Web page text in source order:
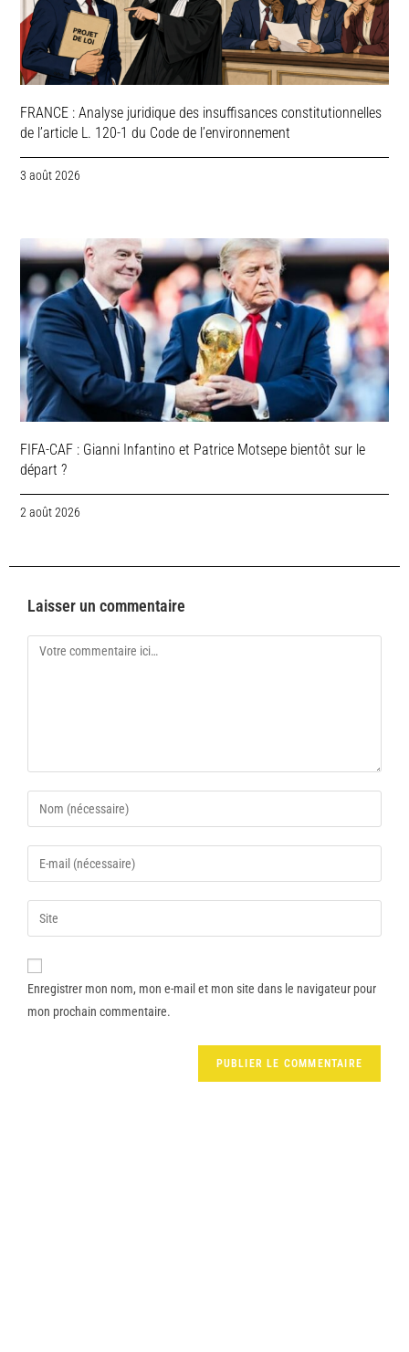
FRANCE : Analyse juridique des insuffisances constitutionnelles
de l’article L. 120-1 du Code de l’environnement
3 août 2026
FIFA-CAF : Gianni Infantino et Patrice Motsepe bientôt sur le
départ ?
2 août 2026
Laisser un commentaire
Enregistrer mon nom, mon e-mail et mon site dans le navigateur pour
mon prochain commentaire.